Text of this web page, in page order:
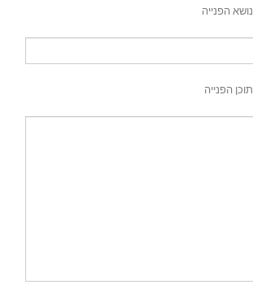
נושא הפנייה
תוכן הפנייה